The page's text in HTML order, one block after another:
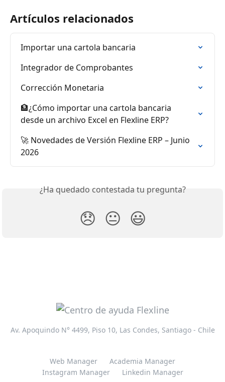
Artículos relacionados
Importar una cartola bancaria
Integrador de Comprobantes
Corrección Monetaria
🏦¿Cómo importar una cartola bancaria
desde un archivo Excel en Flexline ERP?
🚀 Novedades de Versión Flexline ERP – Junio
2026
¿Ha quedado contestada tu pregunta?
😞 😐 😃
Av. Apoquindo N° 4499, Piso 10, Las Condes, Santiago - Chile
Web Manager
Academia Manager
Instagram Manager
Linkedin Manager